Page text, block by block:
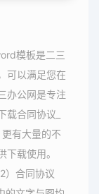
模板是二三
可以满足您在
办公网是专注
合同协议_
有大量的不
载使用。
）合同协议